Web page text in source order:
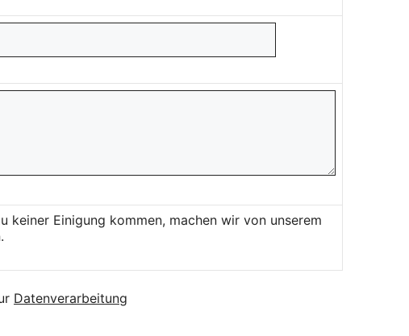
keiner Einigung kommen, machen wir von unserem
Datenverarbeitung